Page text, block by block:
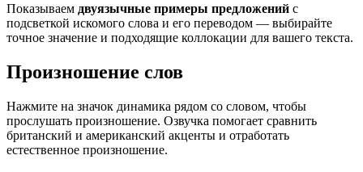
Показываем двуязычные примеры предложений с
подсветкой искомого слова и его переводом — выбирайте
точное значение и подходящие коллокации для вашего текста.
Произношение слов
Нажмите на значок динамика рядом со словом, чтобы
прослушать произношение. Озвучка помогает сравнить
британский и американский акценты и отработать
естественное произношение.